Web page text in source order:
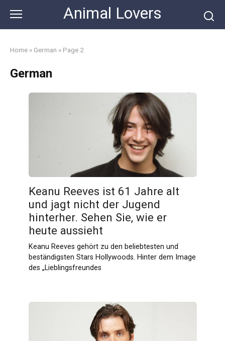
content
Animal Lovers
Home » German » Page 2
German
Keanu Reeves ist 61 Jahre alt
und jagt nicht der Jugend
hinterher. Sehen Sie, wie er
heute aussieht
Keanu Reeves gehört zu den beliebtesten und
beständigsten Stars Hollywoods. Hinter dem Image
des „Lieblingsfreundes